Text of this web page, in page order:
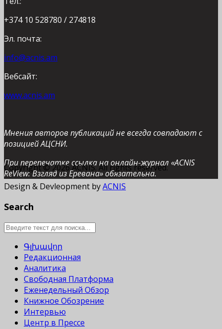
+374 10 528780 / 274818
Эл. почта:
info@acnis.am
Вебсайт:
www.acnis.am
Мнения авторов публикаций не всегда совпадают с
позицией АЦСНИ.
При перепечатке ссылка на онлайн-журнал «ACNIS
ReView: Взгляд из Еревана» обязательна.
Copyright © 2026 ACNIS. All rights reserved.
Design & Devleopment byACNIS
Search
Գլխավոր
Редакционная
Аналитика
Свободная Платформа
Еженедельный Обзор
Книжное Обозрение
Интервью
Центр в Прессе